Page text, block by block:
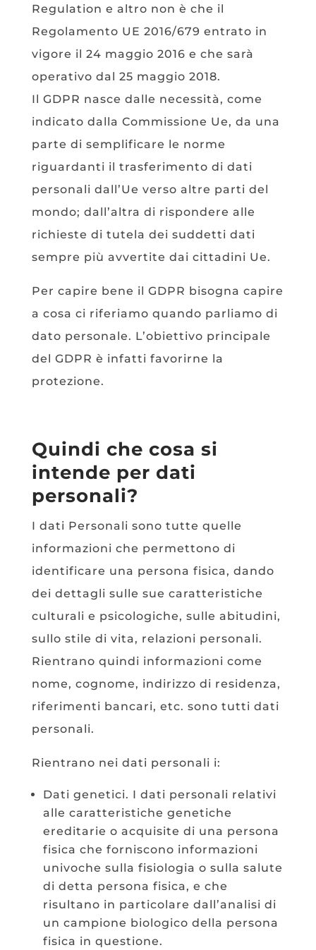
Regulation e altro non è che il
Regolamento UE 2016/679 entrato in
vigore il 24 maggio 2016 e che sarà
operativo dal 25 maggio 2018.
Il GDPR nasce dalle necessità, come
indicato dalla Commissione Ue, da una
parte di semplificare le norme
riguardanti il trasferimento di dati
personali dall’Ue verso altre parti del
mondo; dall’altra di rispondere alle
richieste di tutela dei suddetti dati
sempre più avvertite dai cittadini Ue.
Per capire bene il GDPR bisogna capire
a cosa ci riferiamo quando parliamo di
dato personale. L’obiettivo principale
del GDPR è infatti favorirne la
protezione.
Quindi che cosa si
intende per dati
personali?
I dati Personali sono tutte quelle
informazioni che permettono di
identificare una persona fisica, dando
dei dettagli sulle sue caratteristiche
culturali e psicologiche, sulle abitudini,
sullo stile di vita, relazioni personali.
Rientrano quindi informazioni come
nome, cognome, indirizzo di residenza,
riferimenti bancari, etc. sono tutti dati
personali.
Rientrano nei dati personali i:
Dati genetici. I dati personali relativi
alle caratteristiche genetiche
ereditarie o acquisite di una persona
fisica che forniscono informazioni
univoche sulla fisiologia o sulla salute
di detta persona fisica, e che
risultano in particolare dall’analisi di
un campione biologico della persona
fisica in questione.